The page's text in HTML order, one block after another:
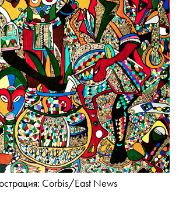
Corbis/East News